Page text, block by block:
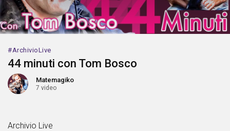
ArchivioLive
44 minuti con Tom Bosco
Matemagiko
7 video
Archivio Live